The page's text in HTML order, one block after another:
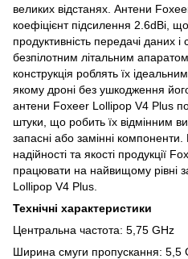
великих відстанях. Антени
коефіцієнт підсилення 2.6dBi,
продуктивність передачі даних
безпілотним літальним
конструкція роблять їх
якому дроні без ушкодження
антени Foxeer Lollipop V4 Plus
штуки, що робить їх відмінним
запасні або замінні
надійності та якості продукції
працювати на найвищому рівні
Lollipop V4 Plus.
Технічні характеристики
Центральна частота: 5,75 GHz
Ширина смуги пропускання: 5,5